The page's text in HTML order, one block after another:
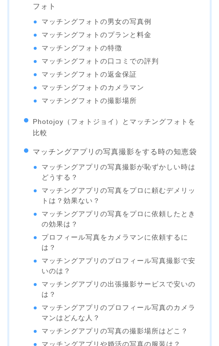
フォト
マッチングフォトの男女の写真例
マッチングフォトのプランと料金
マッチングフォトの特徴
マッチングフォトの口コミでの評判
マッチングフォトの返金保証
マッチングフォトのカメラマン
マッチングフォトの撮影場所
Photojoy（フォトジョイ）とマッチングフォトを
比較
マッチングアプリの写真撮影をする時の知恵袋
マッチングアプリの写真撮影が恥ずかしい時は
どうする？
マッチングアプリの写真をプロに頼むデメリッ
トは？効果ない？
マッチングアプリの写真をプロに依頼したとき
の効果は？
プロフィール写真をカメラマンに依頼するに
は？
マッチングアプリのプロフィール写真撮影で安
いのは？
マッチングアプリの出張撮影サービスで安いの
は？
マッチングアプリのプロフィール写真のカメラ
マンはどんな人？
マッチングアプリの写真の撮影場所はどこ？
マッチングアプリや婚活の写真の服装は？